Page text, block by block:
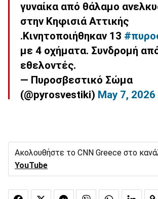
γυναίκα από θάλαμο
στην Κηφισιά Αττικής
.Κινητοποιήθηκαν 13
με 4 οχήματα. Συνδρομή
εθελοντές.
— Πυροσβεστικό Σώμα
(@pyrosvestiki) May 7, 2026
Ακολουθήστε το CNN Greece στο
YouTube